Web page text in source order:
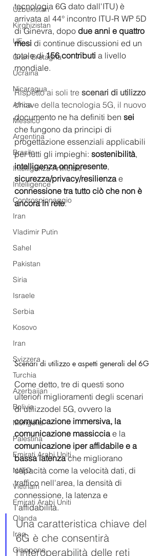
Uzbekistan
Kirghizistan
UE
Gran Bretagna
Ucraina
Nicaragua
Africa
Messico
Argentina
Brasile
Intelligenza Artificiale
Intelligence
Controspionaggio
Iran
Vladimir Putin
Sahel
Pakistan
Siria
Israele
Serbia
Kosovo
Iran
Svizzera
Turchia
Azerbaijan
Bolivia
Mongolia
Palestina
Emirati Arabi Uniti
NATO
Vietnam
Emirati Arabi Uniti
Olanda
Iraq
Giappone
tecnologia 6G dato dall'ITU) è
arrivata al 44° incontro ITU-R WP 5D
di Ginevra, dopo due anni e quattro
mesi di continue discussioni ed un
totale di 156 contributi a livello
mondiale.
Rispetto ai soli tre scenari di utilizzo
chiave della tecnologia 5G, il nuovo
documento ne ha definiti ben sei
che fungono da principi di
progettazione essenziali applicabili
per tutti gli impieghi: sostenibilità,
intelligenza onnipresente,
sicurezza/privacy/resilienza e
connessione tra tutto ciò che non è
ancora in rete.
Scenari di utilizzo e aspetti generali del 6G
Come detto, tre di questi sono
ulteriori miglioramenti degli scenari
di utilizzodel 5G, ovvero la
comunicazione immersiva, la
comunicazione massiccia e la
comunicazione iper affidabile e a
bassa latenza che migliorano
capacità come la velocità dati, di
traffico nell'area, la densità di
connessione, la latenza e
l'affidabilità.
Una caratteristica chiave del
6G è che consentirà
l'interoperabilità delle reti